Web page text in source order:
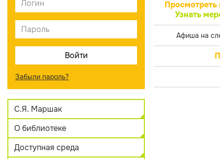
Забыли пароль?
С.Я. Маршак
О библиотеке
Доступная среда
Просмотреть
Узнать
Афиша на